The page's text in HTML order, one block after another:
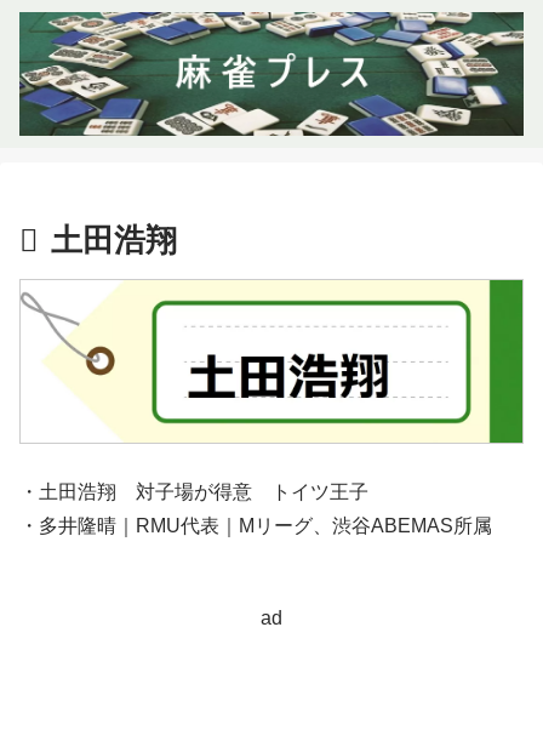
土田浩翔
・土田浩翔 対子場が得意 トイツ王子
・多井隆晴｜RMU代表｜Mリーグ、渋谷ABEMAS所属
ad